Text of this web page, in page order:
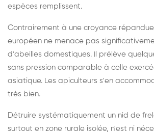
espèces remplissent.
Contrairement à une croyance
européen ne menace pas
d'abeilles domestiques. Il prélève
sans pression comparable à celle
asiatique. Les apiculteurs s'en
très bien.
Détruire systématiquement un nid de
surtout en zone rurale isolée, n'est ni